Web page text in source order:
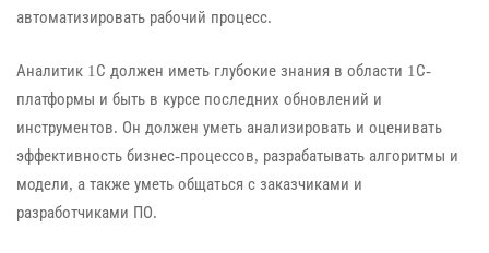
автоматизировать рабочий процесс.
Аналитик 1С должен иметь глубокие знания в области 1С-
платформы и быть в курсе последних обновлений и
инструментов. Он должен уметь анализировать и оценивать
эффективность бизнес-процессов, разрабатывать алгоритмы и
модели, а также уметь общаться с заказчиками и
разработчиками ПО.